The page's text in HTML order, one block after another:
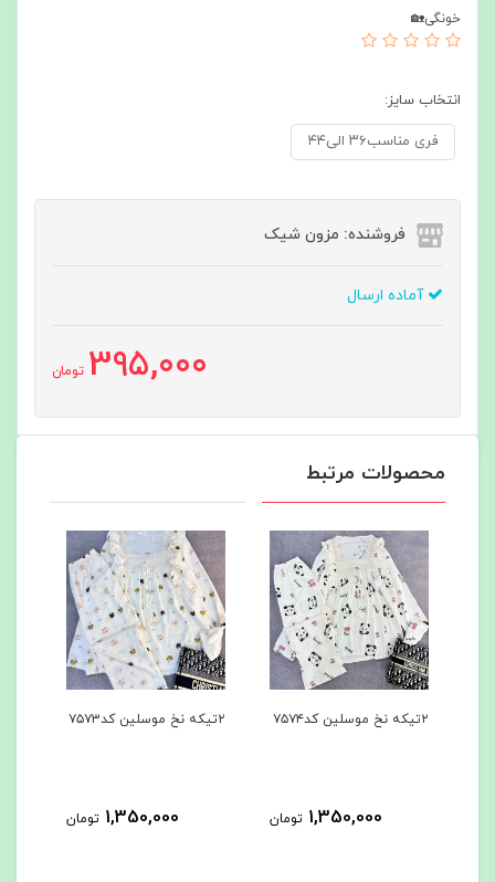
خونگی🏡
انتخاب سایز:
فری مناسب۳۶ الی۴۴
فروشنده: مزون شیک
آماده ارسال
395,000 تومان
محصولات مرتبط
۲تیکه نخ موسلین کد۷۵۷۴
1,350,000 تومان
۲تیکه نخ موسلین کد۷۵۷۳
1,350,000 تومان